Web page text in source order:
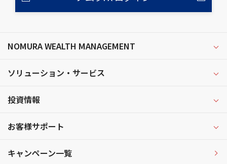
NOMURA WEALTH MANAGEMENT
ソリューション・サービス
投資情報
お客様サポート
キャンペーン一覧